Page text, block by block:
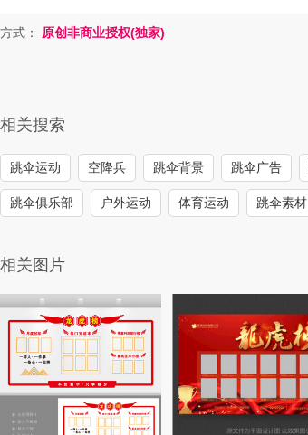
方式： 原创非商业授权(独家)
相关搜索
跳伞运动 空降兵 跳伞背景 跳伞广告
跳伞俱乐部 户外运动 体育运动 跳伞素材
相关图片